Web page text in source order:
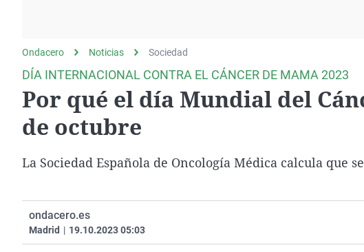
Como el perro y elEquipo de investigación
Operación Viuda
Negra
Navarra
País Vasco
Ondacero Noticias Sociedad
DÍA INTERNACIONAL CONTRA EL CÁNCER DE MAMA 2023
Por qué el día Mundial del
de octubre
La Sociedad Española de Oncología Médica calcula que
ondacero.es
Madrid | 19.10.2023 05:03